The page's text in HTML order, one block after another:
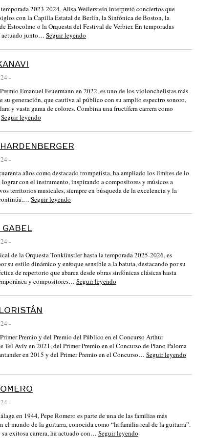
temporada 2023-2024, Alisa Weilerstein interpretó conciertos que
con la Capilla Estatal de Berlín, la Sinfónica de Boston, la
Estocolmo o la Orquesta del Festival de Verbier. En temporadas
actuado junto… Seguir leyendo
-
Emanuel Feuermann en 2022, es uno de los violonchelistas más
su generación, que cautiva al público con su amplio espectro sonoro,
y vasta gama de colores. Combina una fructífera carrera como
Seguir leyendo
-
años como destacado trompetista, ha ampliado los límites de lo
lograr con el instrumento, inspirando a compositores y músicos a
territorios musicales, siempre en búsqueda de la excelencia y la
Seguir leyendo
-
de la Orquesta Tonkünstler hasta la temporada 2025-2026, es
su estilo dinámico y enfoque sensible a la batuta, destacando por su
de repertorio que abarca desde obras sinfónicas clásicas hasta
y compositores… Seguir leyendo
-
Premio y del Premio del Público en el Concurso Arthur
Tel Aviv en 2021, del Primer Premio en el Concurso de Piano Paloma
en 2015 y del Primer Premio en el Concurso… Seguir leyendo
-
en 1944, Pepe Romero es parte de una de las familias más
el mundo de la guitarra, conocida como “la familia real de la guitarra”.
exitosa carrera, ha actuado con… Seguir leyendo